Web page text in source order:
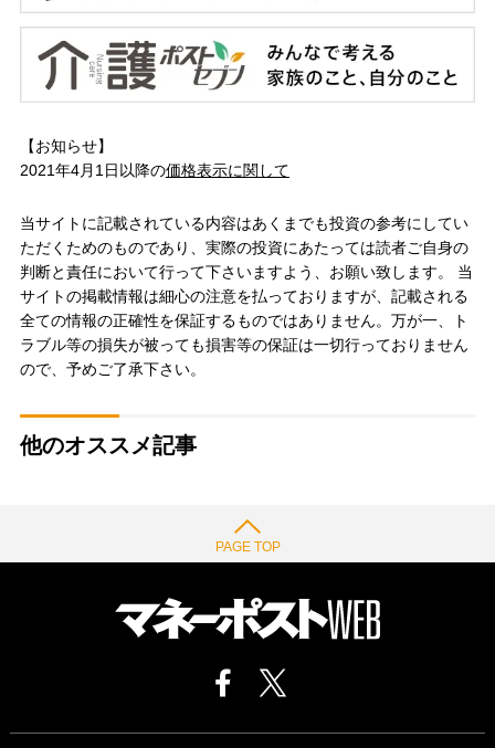
【お知らせ】
2021年4月1日以降の価格表示に関して
当サイトに記載されている内容はあくまでも投資の参考にしてい
ただくためのものであり、実際の投資にあたっては読者ご自身の
判断と責任において行って下さいますよう、お願い致します。 当
サイトの掲載情報は細心の注意を払っておりますが、記載される
全ての情報の正確性を保証するものではありません。万が一、ト
ラブル等の損失が被っても損害等の保証は一切行っておりません
ので、予めご了承下さい。
他のオススメ記事
PAGE TOP